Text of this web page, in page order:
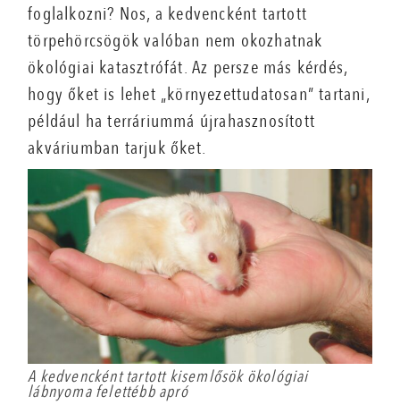
foglalkozni? Nos, a kedvencként tartott
törpehörcsögök valóban nem okozhatnak
ökológiai katasztrófát. Az persze más kérdés,
hogy őket is lehet „környezettudatosan” tartani,
például ha terráriummá újrahasznosított
akváriumban tarjuk őket.
A kedvencként tartott kisemlősök ökológiai
lábnyoma felettébb apró